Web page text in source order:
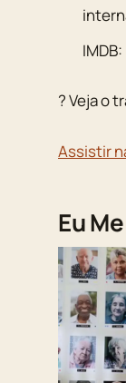
IMDB:
? Veja o
Assistir
Eu